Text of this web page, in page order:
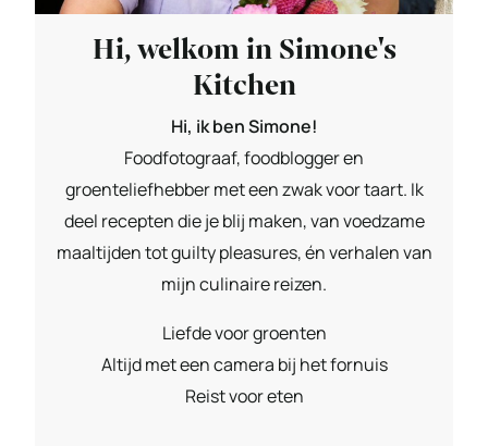
Hi, welkom in Simone's
Kitchen
Hi, ik ben Simone!
Foodfotograaf, foodblogger en
groenteliefhebber met een zwak voor taart. Ik
deel recepten die je blij maken, van voedzame
maaltijden tot guilty pleasures, én verhalen van
mijn culinaire reizen.
Liefde voor groenten
Altijd met een camera bij het fornuis
Reist voor eten